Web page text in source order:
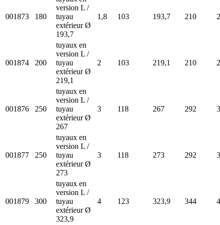
001873 180
version L /
tuyau
extérieur Ø
193,7
1,8 103 193,7 210
001874 200
tuyaux en
version L /
tuyau
extérieur Ø
219,1
2 103 219,1 210
001876 250
tuyaux en
version L /
tuyau
extérieur Ø
267
3 118 267 292
001877 250
tuyaux en
version L /
tuyau
extérieur Ø
273
3 118 273 292
001879 300
tuyaux en
version L /
tuyau
extérieur Ø
323,9
4 123 323,9 344